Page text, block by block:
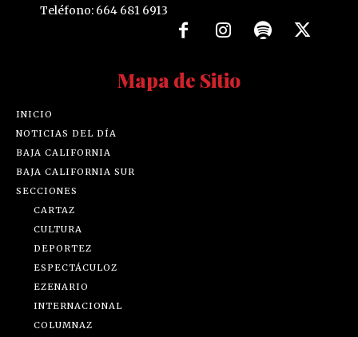
Teléfono: 664 681 6913
Mapa de Sitio
INICIO
NOTICIAS DEL DÍA
BAJA CALIFORNIA
BAJA CALIFORNIA SUR
SECCIONES
CARTAZ
CULTURA
DEPORTEZ
ESPECTÁCULOZ
EZENARIO
INTERNACIONAL
COLUMNAZ